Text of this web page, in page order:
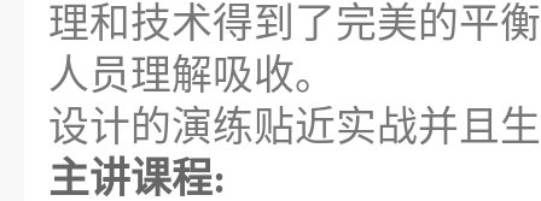
理和技术得到了完美的平
人员理解吸收。
设计的演练贴近实战并且
主讲课程: